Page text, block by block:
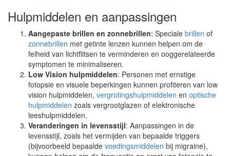
Hulpmiddelen en aanpassingen
Aangepaste brillen en zonnebrillen: Speciale brillen of
zonnebrillen met getinte lenzen kunnen helpen om de
felheid van lichtflitsen te verminderen en ooggerelateerde
symptomen te minimaliseren.
Low Vision hulpmiddelen: Personen met ernstige
fotopsie en visuele beperkingen kunnen profiteren van low
vision hulpmiddelen, vergrotingshulpmiddelen en optische
hulpmiddelen zoals vergrootglazen of elektronische
leeshulpmiddelen.
Veranderingen in levensstijl: Aanpassingen in de
levensstijl, zoals het vermijden van bepaalde triggers
(bijvoorbeeld bepaalde voedingsmiddelen bij migraine),